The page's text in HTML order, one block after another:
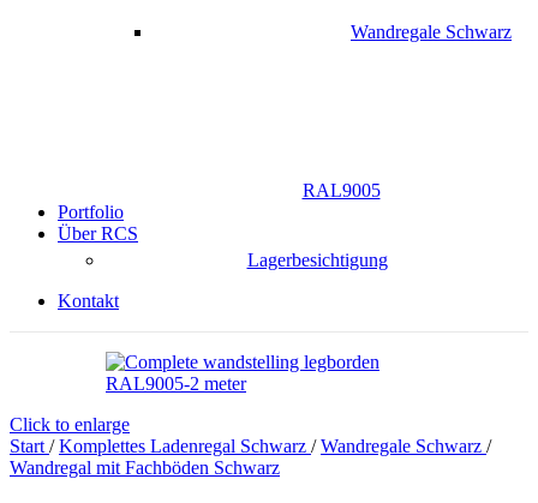
Wandregale Schwarz
RAL9005
Portfolio
Über RCS
Lagerbesichtigung
Kontakt
Click to enlarge
Start / Komplettes Ladenregal Schwarz / Wandregale Schwarz /
Wandregal mit Fachböden Schwarz